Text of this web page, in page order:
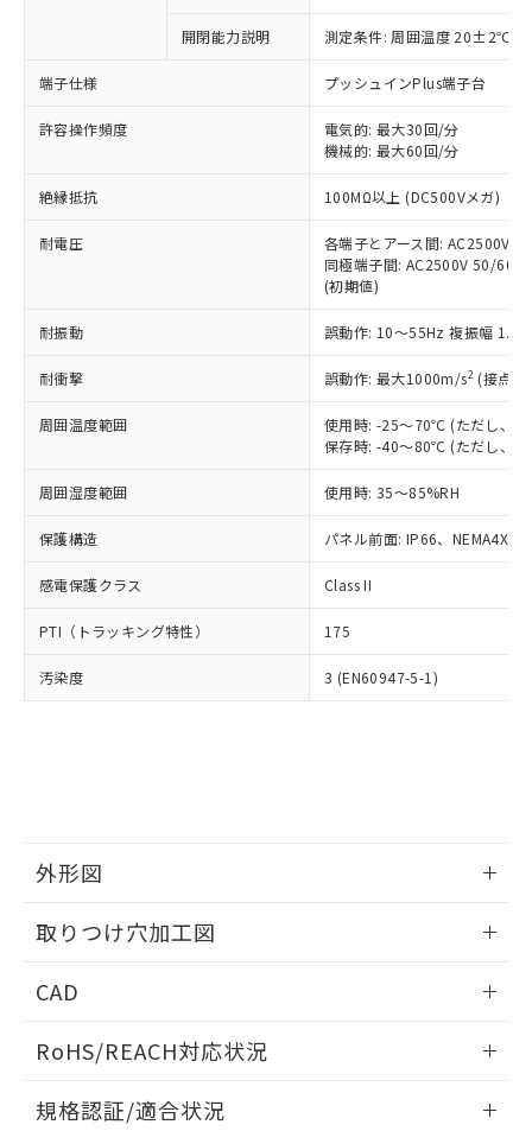
開閉能力説明 測定条件: 周囲温度 20±2℃、
端子仕様 プッシュインPlus端子台
許容操作頻度
電気的: 最大30回/分
機械的: 最大60回/分
絶縁抵抗 100MΩ以上 (DC500Vメガ)
耐電圧
各端子とアース間: AC2500V
同極端子間: AC2500V 50/
(初期値)
耐振動 誤動作: 10～55Hz 複振幅
耐衝撃 誤動作: 最大1000m/s2 (接点
周囲温度範囲
使用時: -25～70℃ (ただし、氷
保存時: -40～80℃ (ただし、氷
周囲湿度範囲 使用時: 35～85%RH
保護構造 パネル前面: IP66、NEMA4X,
感電保護クラス Class II
PTI（トラッキング特性） 175
汚染度 3 (EN60947-5-1)
外形図
取りつけ穴加工図
CAD
ドすることができます。
RoHS/REACH対応状況
規格認証/適合状況
以下の条件をお読みいただき、同意のうえ
本サービスは、当社制御機器事業取扱
商品の当社在庫状況および標準価格
(税抜)を提供させていただくもので
当社制御機器事業取扱商品の中には、
本サービスの対象外となる商品もある
ことをご了承ください。
在庫状況および標準価格照会結果は、
記載している更新日時点での社内デー
タに基づき作成されるものであり、閲
覧された時点での実際の在庫および標
準価格とは異なる場合があることをご
正式な納期状況および標準価格はお客
様のお取引先、またはお客様担当のオ
ムロン制御機器販売店・当社販売員に
オムロン制御機器販売店や当社販売拠
販売ネットワーク
」をご確認
ください。
在庫状況および標準価格結果を当社の
事前の承諾なく第三者に漏洩または開
示しないようお願いします。
マイパーツ機能（部品リスト作成サー
および当社の共同利用者が、当社の製
※当社の共同利用者とは、
の共同利用に関して"
の「1.共同利
対応予定なし：EU RoHS指令（10物質）の
定はありません。
調査・確認中：EU RoHS指令（10物質）の
非含有の対応状況を調査中または確認中の
非該当品：ライセンス料など無形物で、有
害物質有無と関係のない商品です。
仕入先様の事情により、非含有部品として
いたものが、含有品と判明した場合などや
むを得ず変更することがあります。
鉛(Pb) 1000ppm以下、 水銀(Hg) 1000ppm以下、 カド
六価クロム(Cr(Ⅵ)) 1000ppm以下、ポリ臭化ビフェニル
類(PBB) 1000ppm以下、ポリ臭化ジフェニルエーテル類
(PBDE) 1000ppm以下、フタル酸ビス(2-エチルヘキシ
ル) (DEHP)(別名：DOP) 1000ppm以下、フタル酸ブチ
ルベンジル（BBP） 1000ppm以下、フタル酸ジブチル
（DBP） 1000ppm以下、フタル酸ジイソブチル
(DIBP) 1000ppm以下
但し、RoHS指令で産業用監視および制御機器に対する
フタル酸エステル類の４物質については閾値を超える意
図的な使用がないことを確認しています。
※2 対応予定月
部品在庫の切り替え状況などにより、予定
月が前後することがあります。
とができます。
EU RoHS指令（10物質）の非含有証明書
ものではありません。
また、RoHS指令のフタル酸エステル類４
物質の対応では、対応完了までの期間は出
荷製品に未対応品が混在することから備考
欄に対応日を記載しておりました。
※1 中国RoHS○×表
「○」：最大均質材料含有率が中国RoHSの
基準値以下であることを示します。
「×」：最大均質材料含有率が中国RoHSの
基準値を超えていることを示します。
「－」：未確認です。当社販売部門へお問
Cr(Ⅵ)(六価クロム) : 1000ppm、 PBBs(ポリ臭化ビフェ
ニル類) : 1000ppm、 PBDEs(ポリ臭化ジフェニルエーテ
ル類) : 1000ppm、
DBP(フタル酸ジブチル) : 1000ppm、 DIBP(フタル酸ジ
イソブチル) : 1000ppm、 BBP(フタル酸ブチルベンジ
ル) : 1000ppm、
※2 環境保護使用期限
「ｅ」：有害物質（10物質）のすべてが基
準値以下であることを示します。
「10」：通常の使用状況下において有害物
質が外部に漏えいし、環境に深刻な影響を
当社は、これら貴社製品のうち、外国
為替および外国貿易法に定める商品
（以下｢規制貨物等」という）を輸出
または国外への提供する場合は、日本
国政府の輸出許可(または役務取引許
可)を取得するなどの必要な手続きを
当社は規制貨物を破棄する場合は、完
全に破砕するなど、違法に輸出されな
いよう必要な手段を講じます。
当社は貴社製品を、核兵器、ミサイ
ル、化学兵器、生物兵器またはその他
武器並びにこれらの製造装置等に一切
使用いたしません。
当社は、貴社製品を第三者に販売する
場合は、上記1、2および3の内容を当
該第三者に通知します。また当社は、
販売先および販売に係わる関係者が違
法に輸出するおそれがある場合は、取
○ 一定数以上の在庫あり
一定数には満たないが在庫あり
在庫なし(最新の在庫状況につ
いては、お客様のお取引先、ま
たはお客様担当のオムロン制御
機器販売店・当社販売員にご確
認ください)
受注生産機種、また在庫状況の